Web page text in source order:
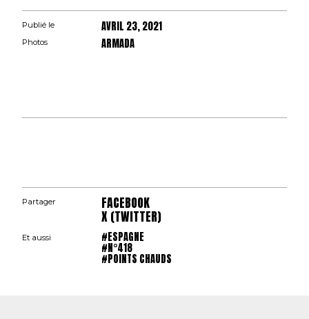
Publié le AVRIL 23, 2021
Photos ARMADA
Partager FACEBOOK
X (TWITTER)
Et aussi #ESPAGNE
#N°418
#POINTS CHAUDS